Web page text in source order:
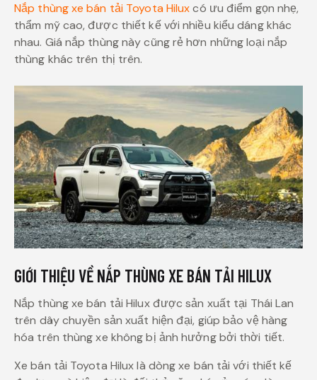
Nắp thùng xe bán tải Toyota Hiluxcó ưu điểm gọn nhẹ,
thẩm mỹ cao, được thiết kế với nhiều kiểu dáng khác
nhau. Giá nắp thùng này cũng rẻ hơn những loại nắp
thùng khác trên thị trên.
GIỚI THIỆU VỀ NẮP THÙNG XE BÁN TẢI HILUX
Nắp thùng xe bán tải Hilux được sản xuất tại Thái Lan
trên dây chuyền sản xuất hiện đại, giúp bảo vệ hàng
hóa trên thùng xe không bị ảnh hưởng bởi thời tiết.
Xe bán tải Toyota Hilux là dòng xe bán tải với thiết kế